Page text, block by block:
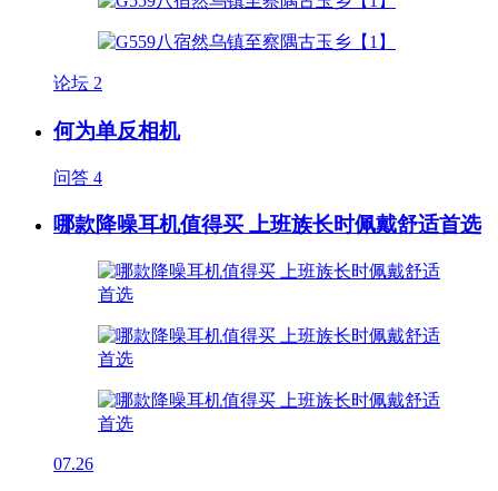
论坛 2
何为单反相机
问答 4
哪款降噪耳机值得买 上班族长时佩戴舒适首选
07.26